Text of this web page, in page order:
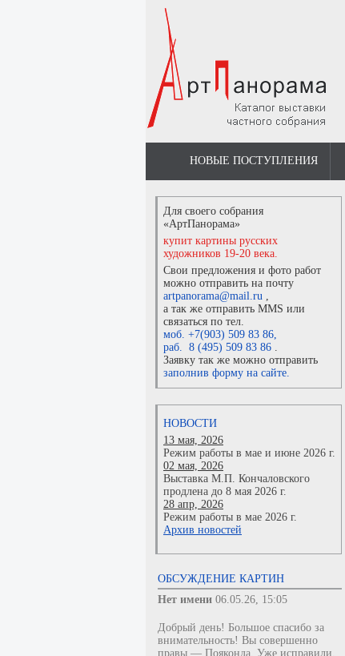
НОВЫЕ ПОСТУПЛЕНИЯ
Для своего собрания
«АртПанорама»
купит картины русских
художников 19-20 века.
Свои предложения и фото работ
можно отправить на почту
artpanorama@mail.ru ,
а так же отправить MMS или
связаться по тел.
моб. +7(903) 509 83 86,
раб. 8 (495) 509 83 86 .
Заявку так же можно отправить
заполнив форму на сайте.
НОВОСТИ
13 мая, 2026
Режим работы в мае и июне 2026 г.
02 мая, 2026
Выставка М.П. Кончаловского
продлена до 8 мая 2026 г.
28 апр, 2026
Режим работы в мае 2026 г.
Архив новостей
ОБСУЖДЕНИЕ КАРТИН
Нет имени 06.05.26, 15:05
Добрый день! Большое спасибо за
внимательность! Вы совершенно
правы — Пояконда. Уже исправили.